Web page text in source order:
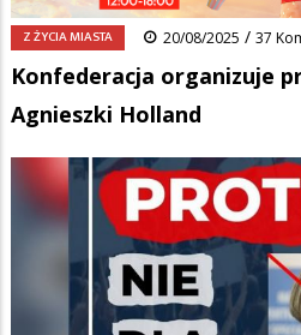
Z ŻYCIA MIASTA 20/08/2025 / 37
Konfederacja organizuje
Agnieszki Holland